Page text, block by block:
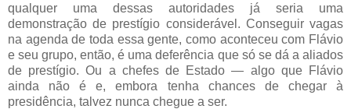
qualquer uma dessas autoridades já seria uma
demonstração de prestígio considerável. Conseguir vagas
na agenda de toda essa gente, como aconteceu com Flávio
e seu grupo, então, é uma deferência que só se dá a aliados
de prestígio. Ou a chefes de Estado — algo que Flávio
ainda não é e, embora tenha chances de chegar à
presidência, talvez nunca chegue a ser.